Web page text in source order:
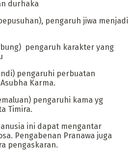
durhaka
pengaruh jiwa menjadi
pengaruh karakter yang
pengaruhi perbuatan
Karma.
pengaruhi kama yg
Timira.
ini dapat mengantar
Pengabenan Pranawa juga
pengaskaran.